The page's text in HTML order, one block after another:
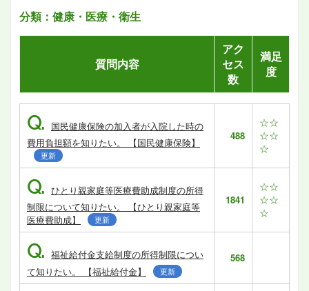
分類：健康・医療・衛生
質問内容
アク
セス
数
満足
度
Q. 国民健康保険の加入者が入院した時の
費用負担額を知りたい。 【国民健康保険】
更新
488
☆☆
☆☆
☆
Q. ひとり親家庭等医療費助成制度の所得
制限について知りたい。 【ひとり親家庭等
医療費助成】
更新
1841
☆☆
☆☆
☆
Q. 福祉給付金支給制度の所得制限につい
て知りたい。 【福祉給付金】
更新
568